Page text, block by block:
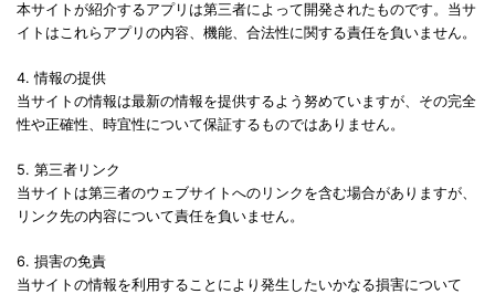
本サイトが紹介するアプリは第三者によって開発されたものです。当サ
イトはこれらアプリの内容、機能、合法性に関する責任を負いません。
4. 情報の提供
当サイトの情報は最新の情報を提供するよう努めていますが、その完全
性や正確性、時宜性について保証するものではありません。
5. 第三者リンク
当サイトは第三者のウェブサイトへのリンクを含む場合がありますが、
リンク先の内容について責任を負いません。
6. 損害の免責
当サイトの情報を利用することにより発生したいかなる損害について